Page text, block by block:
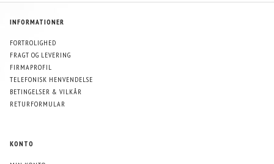
INFORMATIONER
FORTROLIGHED
FRAGT OG LEVERING
FIRMAPROFIL
TELEFONISK HENVENDELSE
BETINGELSER & VILKÅR
RETURFORMULAR
KONTO